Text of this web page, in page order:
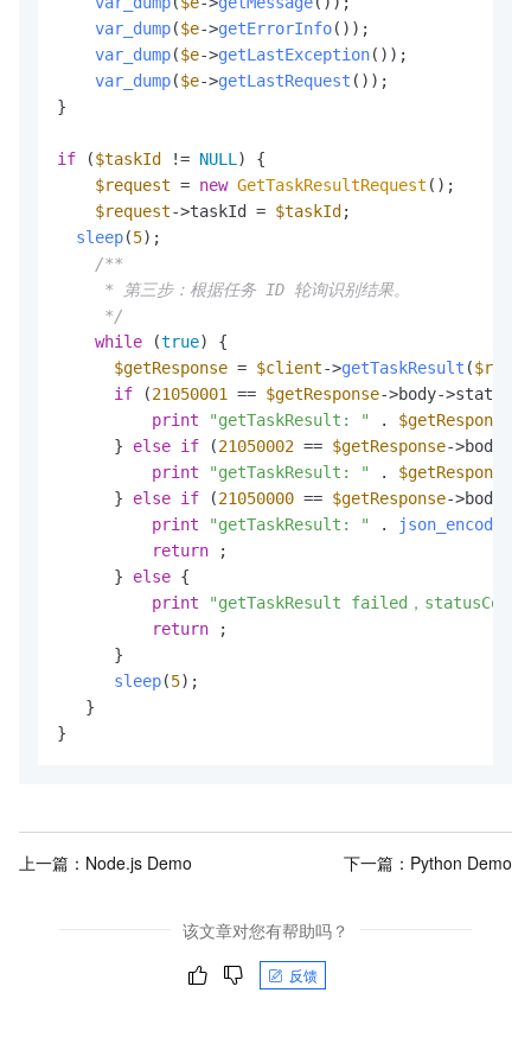
var_dump($e->getErrorInfo());
var_dump($e->getLastException());
var_dump($e->getLastRequest ());
}
if ($taskId != NULL ) {
$request = new GetTaskResultRequest ();
$request->taskId = $taskId ;
sleep(5);
/**
     * 第三步：根据任务 ID 轮询识别结果。
     */
while (true) {
$getResponse = $client->getTaskResult (
if (21050001 == $getResponse->body-
print
"getTaskResult: " . $getResponse
      }
else if (21050002 == $getResponse->body-
print
"getTaskResult: " . $getResponse
      }
else if (21050000 == $getResponse->body-
print
"getTaskResult: " . json_encode
return ;
      }
else {
print
"getTaskResult failed，
return ;
      }
sleep(5);
   }
}
上一篇： Node.js Demo 下一篇： Python Demo
该文章对您有帮助吗？
反馈